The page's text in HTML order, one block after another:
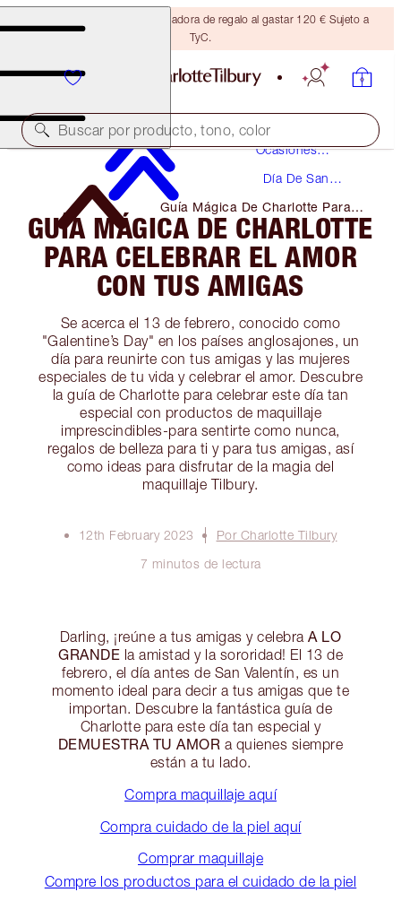
Consigue una brocha bronceadora de regalo al gastar 120 € Sujeto a
TyC.
Buscar por producto, tono, color
Ocasiones
Día De San
Guía Mágica De Charlotte Para
Celebrar El Amor Con Tus Amigas
GUÍA MÁGICA DE CHARLOTTE
PARA CELEBRAR EL AMOR
CON TUS AMIGAS
Se acerca el 13 de febrero, conocido como
"Galentine’s Day" en los países anglosajones, un
día para reunirte con tus amigas y las mujeres
especiales de tu vida y celebrar el amor. Descubre
la guía de Charlotte para celebrar este día tan
especial con productos de maquillaje
imprescindibles-para sentirte como nunca,
regalos de belleza para ti y para tus amigas, así
como ideas para disfrutar de la magia del
maquillaje Tilbury.
12th February 2023
Por Charlotte Tilbury
7 minutos de lectura
Darling, ¡reúne a tus amigas y celebraA LO
GRANDE la amistad y la sororidad! El 13 de
febrero, el día antes de San Valentín, es un
momento ideal para decir a tus amigas que te
importan. Descubre la fantástica guía de
Charlotte para este día tan especial y
DEMUESTRA TU AMOR a quienes siempre
están a tu lado.
Compra maquillaje aquí
Compra cuidado de la piel aquí
Comprar maquillaje
Compre los productos para el cuidado de la piel